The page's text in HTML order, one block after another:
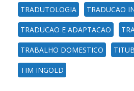
TRADUTOLOGIA TRADUCAO
TRADUCAO E ADAPTACAO
TRABALHO DOMESTICO
TIM INGOLD